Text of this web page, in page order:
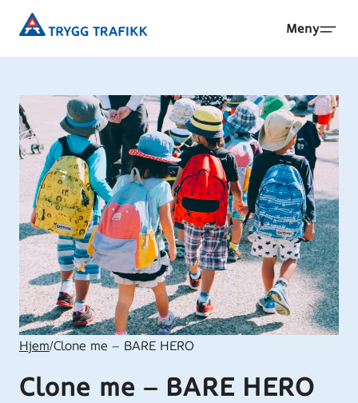
hovedinnhold
Trygg
Meny
Hjem/Clone me – BARE HERO
Clone me – BARE HERO